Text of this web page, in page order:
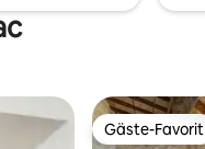
Gäste-Favorit
Gäste-Favorit